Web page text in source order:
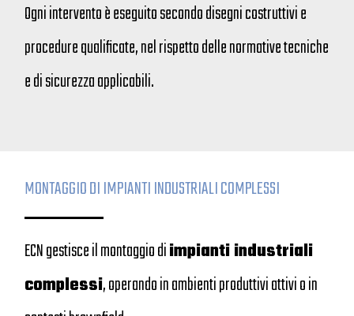
Ogni intervento è eseguito secondo disegni costruttivi e
procedure qualificate, nel rispetto delle normative tecniche
e di sicurezza applicabili.
MONTAGGIO DI IMPIANTI INDUSTRIALI COMPLESSI
ECN gestisce il montaggio diimpianti industriali
complessi, operando in ambienti produttivi attivi o in